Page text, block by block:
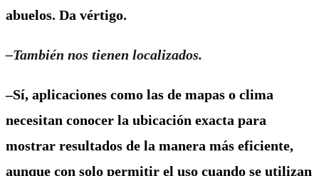
abuelos. Da vértigo.
–También nos tienen localizados.
–Sí, aplicaciones como las de mapas o clima
necesitan conocer la ubicación exacta para
mostrar resultados de la manera más eficiente,
aunque con solo permitir el uso cuando se utilizan